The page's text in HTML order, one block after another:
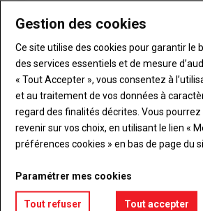
LE CHIFFRE
27
LE CHIFFRE DU JOUR
Gestion des cookies
Ce site utilise des cookies pour garantir le
des services essentiels et de mesure
« Tout Accepter », vous consentez à
et au traitement de vos données à
regard des finalités décrites. Vous
revenir sur vos choix, en utilisant le lien «
préférences cookies » en bas de page du
Paramétrer mes cookies
Tout refuser Tout accepter